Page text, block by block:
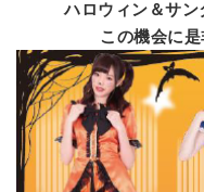
ハロウィン＆サン
この機会に